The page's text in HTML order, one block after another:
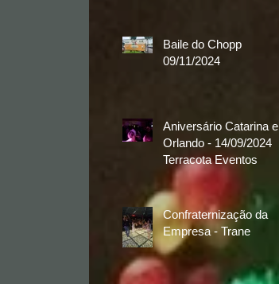
Baile do Chopp
09/11/2024
Aniversário Catarina e
Orlando - 14/09/2024
Terracota Eventos
Confraternização da
Empresa - Trane